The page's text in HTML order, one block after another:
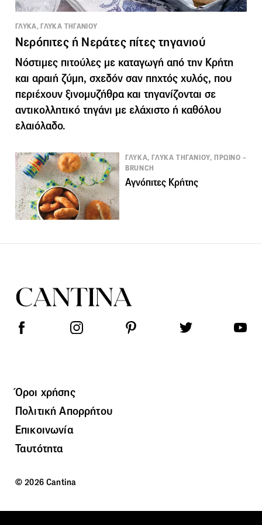
ΓΛΥΚΑ, ΓΛΥΚΑ ΤΗΓΑΝΙΟΥ
Νερόπιτες ή Νεράτες πίτες τηγανιού
Νόστιμες πιτούλες με καταγωγή από την Κρήτη
και αραιή ζύμη, σχεδόν σαν πηχτός χυλός, που
περιέχουν ξινομυζήθρα και τηγανίζονται σε
αντικολλητικό τηγάνι με ελάχιστο ή καθόλου
ελαιόλαδο.
ΓΛΥΚΑ, ΓΛΥΚΑ ΤΗΓΑΝΙΟΥ, ΠΡΩΙΝΟ –
BRUNCH
Αγνόπιτες Κρήτης
Όροι χρήσης
Πολιτική Απορρήτου
Επικοινωνία
Ταυτότητα
© 2026 Cantina